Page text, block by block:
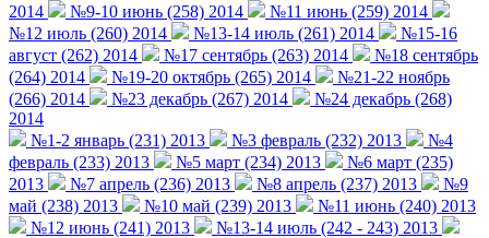
2014
№9-10 июнь (258) 2014
№11 июнь (259) 2014
№12 июль (260) 2014
№13-14 июль (261) 2014
№15-16
август (262) 2014
№17 сентябрь (263) 2014
№18 сентябрь
(264) 2014
№19-20 октябрь (265) 2014
№21-22 ноябрь
(266) 2014
№23 декабрь (267) 2014
№24 декабрь (268)
2014
№1-2 январь (231) 2013
№3 февраль (232) 2013
№4
февраль (233) 2013
№5 март (234) 2013
№6 март (235)
2013
№7 апрель (236) 2013 №8 апрель (237) 2013
№9
май (238) 2013
№10 май (239) 2013
№11 июнь (240) 2013
№12 июнь (241) 2013
№13-14 июль (242 - 243) 2013